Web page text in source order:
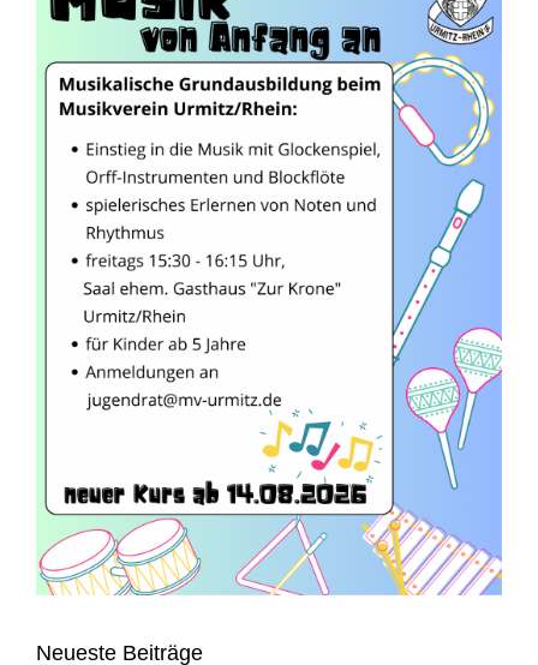
Neueste Beiträge